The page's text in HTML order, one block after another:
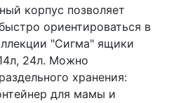
корпус позволяет
ориентироваться в
"Сигма" ящики
24л. Можно
хранения:
для мамы и